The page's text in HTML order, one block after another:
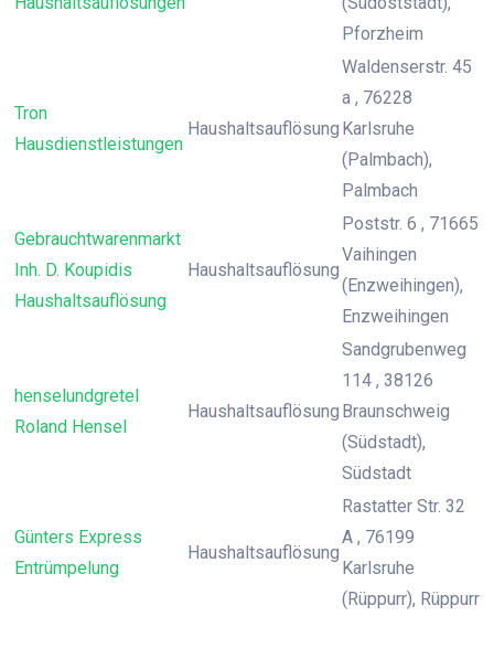
Pforzheim
Tron
Hausdienstleistungen
Haushaltsauflösung
Waldenserstr. 45
a , 76228
Karlsruhe
(Palmbach),
Palmbach
Gebrauchtwarenmarkt
Inh. D. Koupidis
Haushaltsauflösung
Haushaltsauflösung
Poststr. 6 , 71665
Vaihingen
(Enzweihingen),
Enzweihingen
henselundgretel
Roland Hensel
Haushaltsauflösung
Sandgrubenweg
114 , 38126
Braunschweig
(Südstadt),
Südstadt
Günters Express
Entrümpelung
Haushaltsauflösung
Rastatter Str. 32
A , 76199
Karlsruhe
(Rüppurr), Rüppurr